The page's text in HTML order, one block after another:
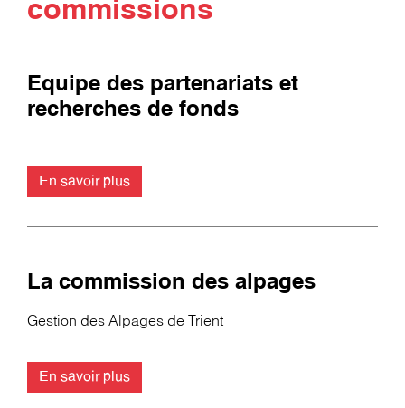
commissions
Equipe des partenariats et
recherches de fonds
En savoir plus
La commission des alpages
Gestion des Alpages de Trient
En savoir plus